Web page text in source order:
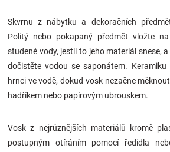
Skvrnu z nábytku a dekoračních
Politý nebo pokapaný předmět vložte
studené vody, jestli to jeho materiál snese,
dočistěte vodou se saponátem.
hrnci ve vodě, dokud vosk nezačne
hadříkem nebo papírovým ubrouskem.
Vosk z nejrůznějších materiálů kromě
postupným otíráním pomocí ředidla